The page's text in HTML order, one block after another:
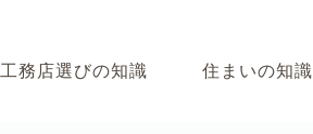
工務店選びの知識 住まいの知識